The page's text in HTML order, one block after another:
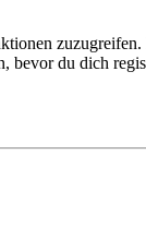
bevor du dich